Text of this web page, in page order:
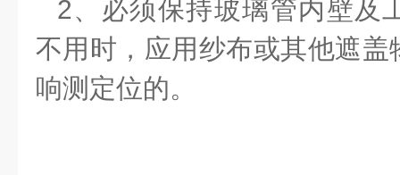
2、必须保持玻璃管内壁及
不用时，应用纱布或其他遮
响测定位的。